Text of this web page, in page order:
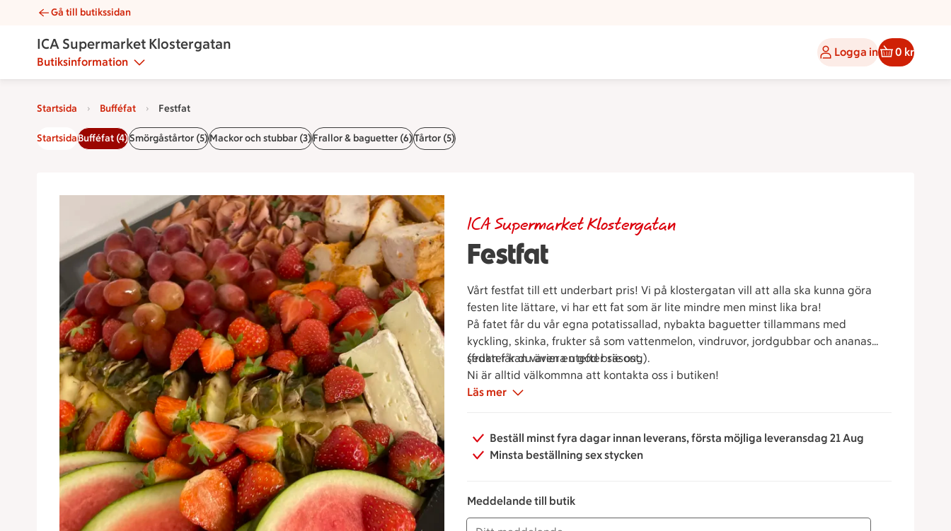
Festfat | Catering ICA Supermarket Klostergatan
Gå till butikssidan
ICA Supermarket Klostergatan
Butiksinformation
Logga in 0 kr
Startsida Bufféfat Festfat
StartsidaBufféfat (4)Smörgåstårtor (5)Mackor och stubbar (3)Frallor & baguetter (6)Tårtor (5)
Festfat
ICA Supermarket Klostergatan
Vårt festfat till ett underbart pris! Vi på klostergatan vill att alla ska kunna göra
festen lite lättare, vi har ett fat som är lite mindre men minst lika bra!
På fatet får du vår egna potatissallad, nybakta baguetter tillammans med
kyckling, skinka, frukter så som vattenmelon, vindruvor, jordgubbar och ananas
sedan får du även en god brie ost.
(frukter kan variera utefter säsong).
Ni är alltid välkommna att kontakta oss i butiken!
Läs mer
Beställ minst fyra dagar innan leverans, första möjliga leveransdag 21 Aug
Minsta beställning sex stycken
Meddelande till butik